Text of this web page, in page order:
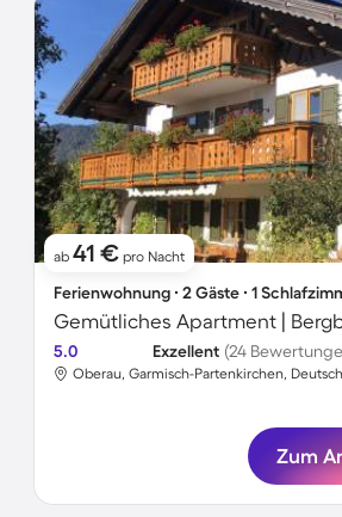
ab 41 € pro Nacht
Ferienwohnung ∙ 2 Gäste ∙ 1
5.0 Exzellent (24
Oberau, Garmisch-Partenkirchen,
Zum